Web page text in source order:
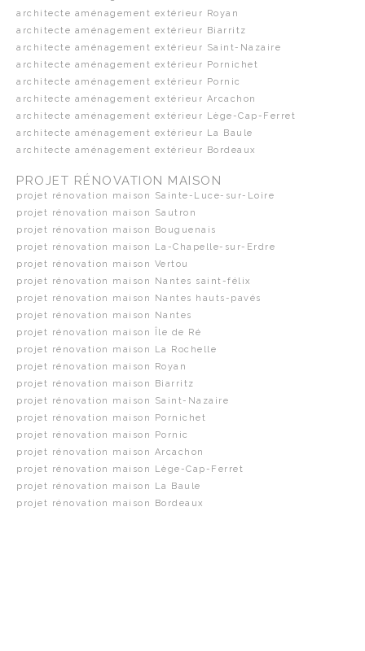
architecte aménagement extérieur Royan
architecte aménagement extérieur Biarritz
architecte aménagement extérieur Saint-Nazaire
architecte aménagement extérieur Pornichet
architecte aménagement extérieur Pornic
architecte aménagement extérieur Arcachon
architecte aménagement extérieur Lège-Cap-Ferret
architecte aménagement extérieur La Baule
architecte aménagement extérieur Bordeaux
PROJET RÉNOVATION MAISON
projet rénovation maison Sainte-Luce-sur-Loire
projet rénovation maison Sautron
projet rénovation maison Bouguenais
projet rénovation maison La-Chapelle-sur-Erdre
projet rénovation maison Vertou
projet rénovation maison Nantes saint-félix
projet rénovation maison Nantes hauts-pavés
projet rénovation maison Nantes
projet rénovation maison Île de Ré
projet rénovation maison La Rochelle
projet rénovation maison Royan
projet rénovation maison Biarritz
projet rénovation maison Saint-Nazaire
projet rénovation maison Pornichet
projet rénovation maison Pornic
projet rénovation maison Arcachon
projet rénovation maison Lège-Cap-Ferret
projet rénovation maison La Baule
projet rénovation maison Bordeaux